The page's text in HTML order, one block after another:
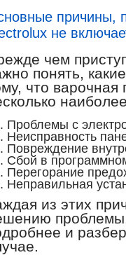
причины,
не
чем
понять,
что варочная
Проблемы с
Неисправность
Повреждение
Сбой в
Перегорание
Неправильная
из этих
и